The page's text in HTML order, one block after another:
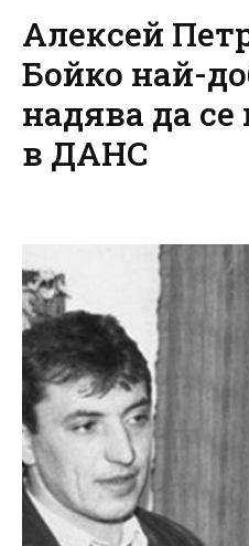
Алексей
Бойко най-
надява да
в ДАНС